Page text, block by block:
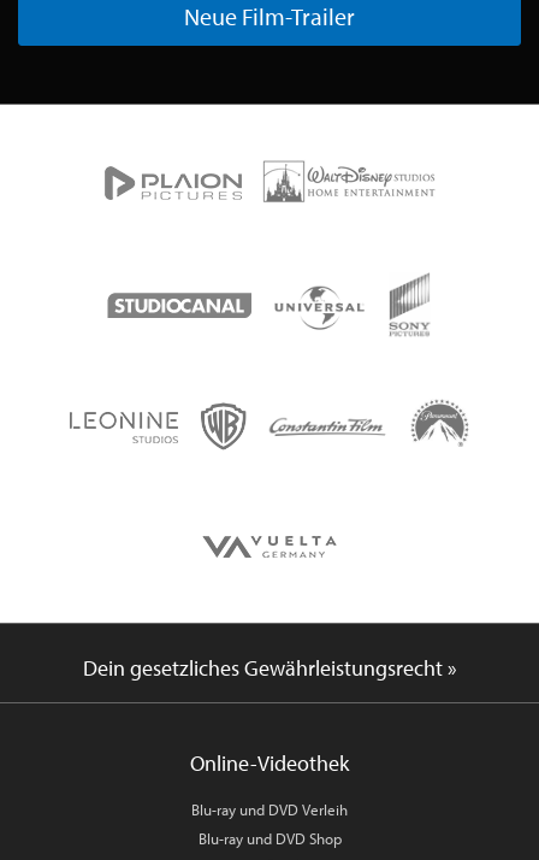
Neue Film-Trailer
Dein gesetzliches Gewährleistungsrecht »
Online-Videothek
Blu-ray und DVD Verleih
Blu-ray und DVD Shop